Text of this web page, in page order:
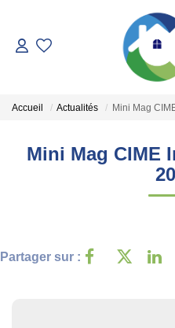
Accueil Actualités Mini Mag
Mini Mag CIME
Partager sur :